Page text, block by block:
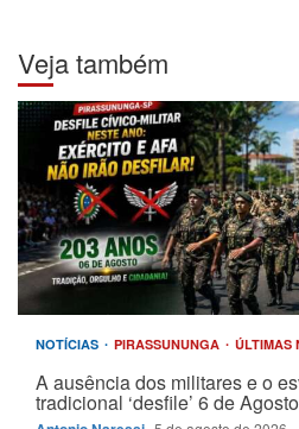
Veja também
NOTÍCIAS PIRASSUNUNGA ÚLTIMAS
A ausência dos militares e o
tradicional ‘desfile’ 6 de Agosto